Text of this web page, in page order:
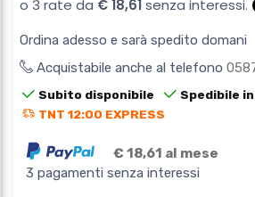
Ordina adesso e sarà spedito domani
Acquistabile anche al telefono
Subito disponibile
Spedibile
TNT 12:00 EXPRESS
€ 18,61 al mese
3 pagamenti senza interessi